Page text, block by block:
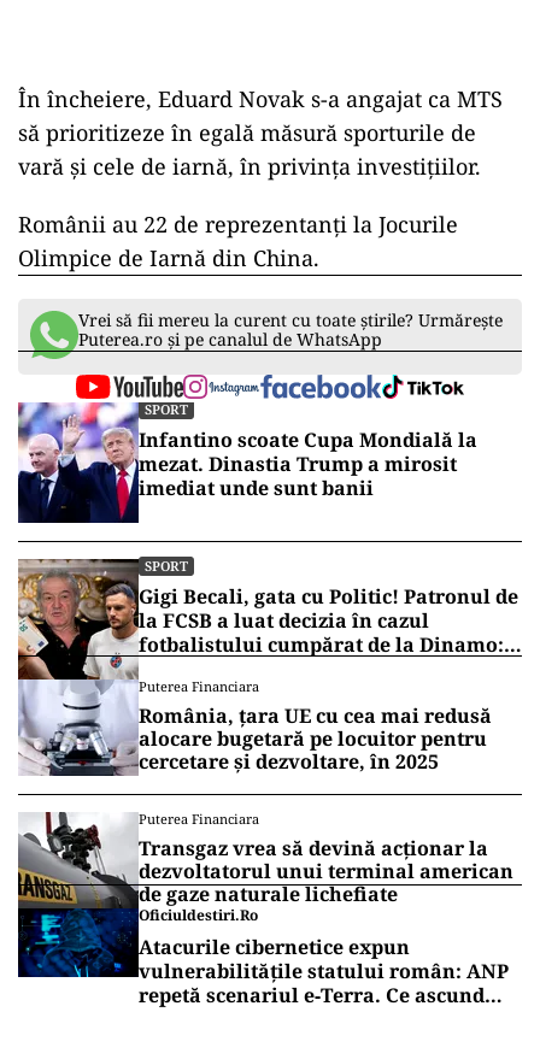
În încheiere, Eduard Novak s-a angajat ca MTS
să prioritizeze în egală măsură sporturile de
vară și cele de iarnă, în privința investițiilor.
Românii au 22 de reprezentanți la Jocurile
Olimpice de Iarnă din China.
Vrei să fii mereu la curent cu toate știrile? Urmărește
Puterea.ro și pe canalul de WhatsApp
SPORT
Infantino scoate Cupa Mondială la
mezat. Dinastia Trump a mirosit
imediat unde sunt banii
SPORT
Gigi Becali, gata cu Politic! Patronul de
la FCSB a luat decizia în cazul
fotbalistului cumpărat de la Dinamo:
Puterea Financiara
România, țara UE cu cea mai redusă
alocare bugetară pe locuitor pentru
cercetare și dezvoltare, în 2025
Puterea Financiara
Transgaz vrea să devină acționar la
dezvoltatorul unui terminal american
de gaze naturale lichefiate
Oficiuldestiri.ro
Atacurile cibernetice expun
vulnerabilitățile statului român: ANP
repetă scenariul e‑Terra. Ce ascund